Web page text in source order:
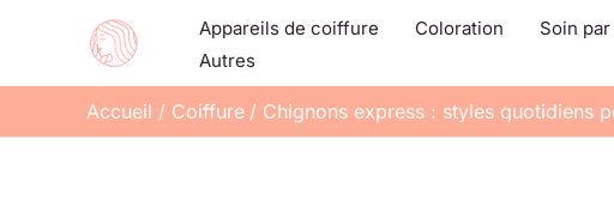
contenu
Appareils de coiffure Coloration Soin
Autres
Accueil Coiffure Chignons express : styles quotidiens